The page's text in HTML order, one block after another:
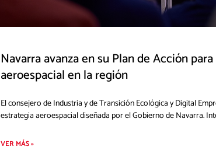
Navarra avanza en su Plan de Acción
aeroespacial en la región
El consejero de Industria y de Transición Ecológica y Digital
estrategia aeroespacial diseñada por el Gobierno de Navarra.
VER MÁS »